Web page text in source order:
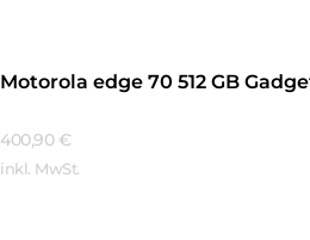
Motorola edge 70 512 GB
400,90 €
inkl. MwSt.